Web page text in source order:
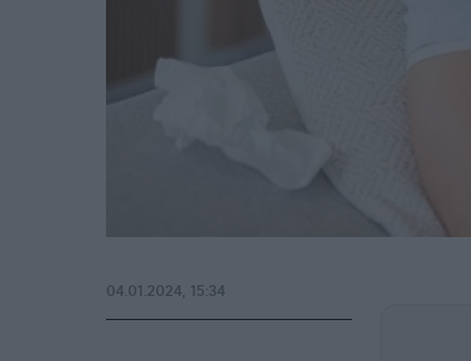
04.01.2024, 15:34